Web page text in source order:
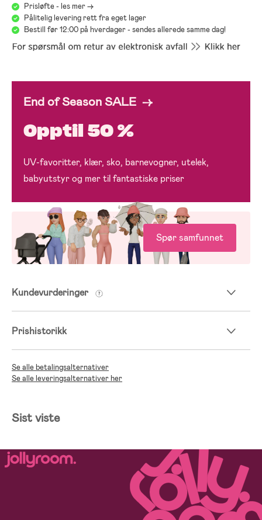
Prisløfte - les mer ->
Pålitelig levering rett fra eget lager
Bestill før 12:00 på hverdager - sendes allerede samme dag!
End of Season SALE →
Opptil 50 %
UV-favoritter, klær, sko, barnevogner, utelek,
babyutstyr og mer til fantastiske priser
Spør samfunnet
Kundevurderinger
Prishistorikk
Se alle betalingsalternativer
Se alle leveringsalternativer her
Sist viste